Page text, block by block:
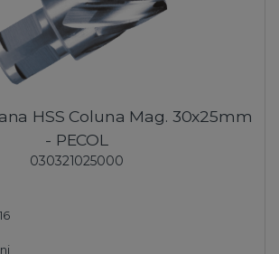
HSS Coluna Mag. 30x25mm
- PECOL
030321025000